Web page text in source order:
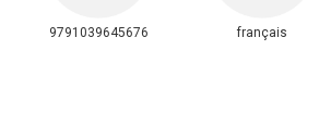
9791039645676 français